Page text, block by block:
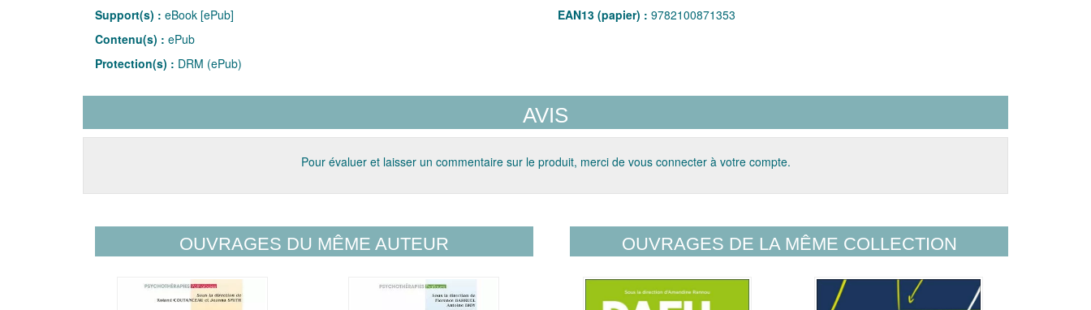
Support(s) : eBook [ePub]
Contenu(s) : ePub
Protection(s) : DRM (ePub)
EAN13 (papier) : 9782100871353
AVIS
Pour évaluer et laisser un commentaire sur le produit, merci de vous connecter à votre compte.
OUVRAGES DU MÊME AUTEUR OUVRAGES DE LA MÊME COLLECTION